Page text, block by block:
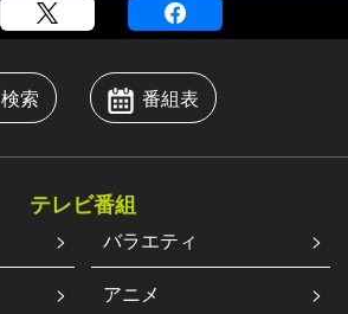
検索 番組表
テレビ番組
バラエティ
アニメ